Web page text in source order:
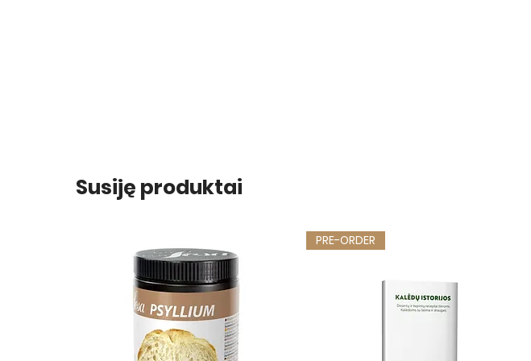
Susiję produktai
PRE-ORDER